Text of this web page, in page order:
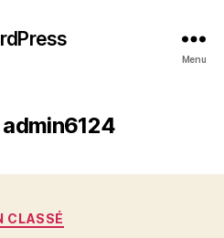
Menu
admin6124
Categories
CLASSÉ